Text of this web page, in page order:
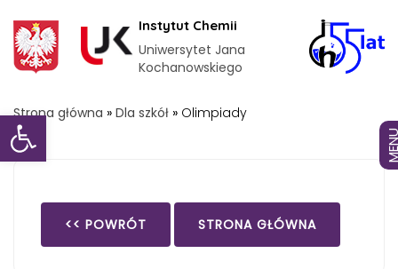
Otwórz pasek narzędzi
Instytut Chemii
Uniwersytet Jana
Kochanowskiego
Strona główna » Dla szkół » Olimpiady
<< POWRÓT STRONA GŁÓWNA